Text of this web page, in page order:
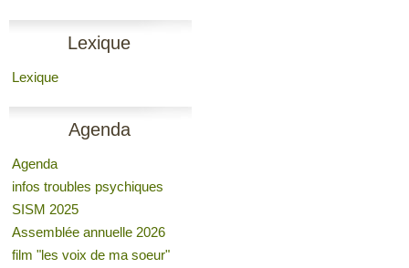
Lexique
Lexique
Agenda
Agenda
infos troubles psychiques
SISM 2025
Assemblée annuelle 2026
film "les voix de ma soeur"